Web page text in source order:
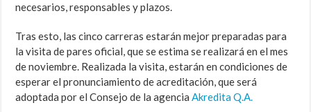
necesarios, responsables y plazos.
Tras esto, las cinco carreras estarán mejor preparadas para
la visita de pares oficial, que se estima se realizará en el mes
de noviembre. Realizada la visita, estarán en condiciones de
esperar el pronunciamiento de acreditación, que será
adoptada por el Consejo de la agenciaAkredita Q.A.